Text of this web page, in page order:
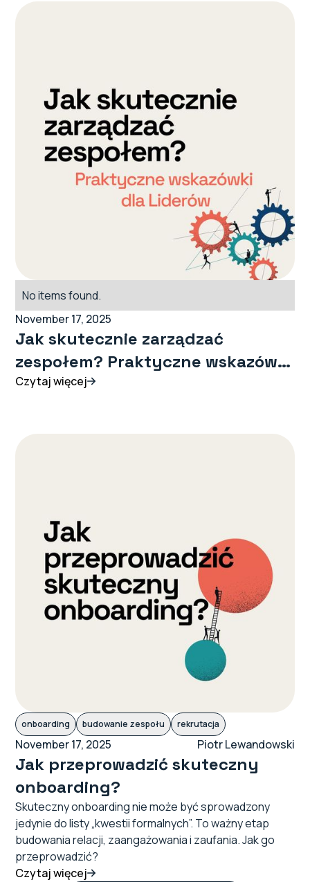
No items found.
November 17, 2025
Jak skutecznie zarządzać
zespołem? Praktyczne wskazówki
dla Liderów
Czytaj więcej
onboarding budowanie zespołu rekrutacja
November 17, 2025 Piotr Lewandowski
Jak przeprowadzić skuteczny
onboarding?
Skuteczny onboarding nie może być sprowadzony
jedynie do listy „kwestii formalnych”. To ważny etap
budowania relacji, zaangażowania i zaufania. Jak go
przeprowadzić?
Czytaj więcej